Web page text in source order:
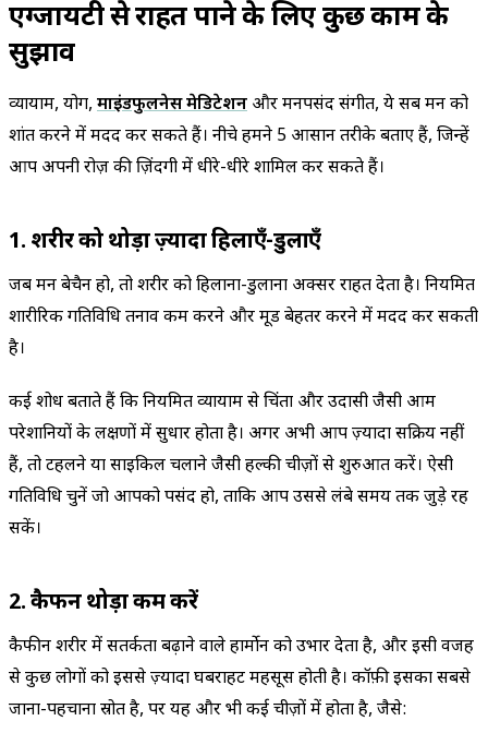
एंग्जायटी से राहत पाने के लिए कुछ काम के
सुझाव
व्यायाम, योग, माइंडफुलनेस मेडिटेशन और मनपसंद संगीत, ये सब मन को
शांत करने में मदद कर सकते हैं। नीचे हमने 5 आसान तरीके बताए हैं, जिन्हें
आप अपनी रोज़ की ज़िंदगी में धीरे-धीरे शामिल कर सकते हैं।
1. शरीर को थोड़ा ज़्यादा हिलाएँ-डुलाएँ
जब मन बेचैन हो, तो शरीर को हिलाना-डुलाना अक्सर राहत देता है। नियमित
शारीरिक गतिविधि तनाव कम करने और मूड बेहतर करने में मदद कर सकती
है।
कई शोध बताते हैं कि नियमित व्यायाम से चिंता और उदासी जैसी आम
परेशानियों के लक्षणों में सुधार होता है। अगर अभी आप ज़्यादा सक्रिय नहीं
हैं, तो टहलने या साइकिल चलाने जैसी हल्की चीज़ों से शुरुआत करें। ऐसी
गतिविधि चुनें जो आपको पसंद हो, ताकि आप उससे लंबे समय तक जुड़े रह
सकें।
2. कैफीन थोड़ा कम करें
कैफीन शरीर में सतर्कता बढ़ाने वाले हार्मोन को उभार देता है, और इसी वजह
से कुछ लोगों को इससे ज़्यादा घबराहट महसूस होती है। कॉफ़ी इसका सबसे
जाना-पहचाना स्रोत है, पर यह और भी कई चीज़ों में होता है, जैसे: